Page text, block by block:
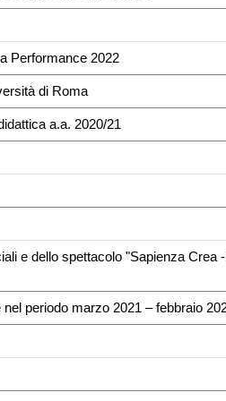
Performance 2022
di Roma
a.a. 2020/21
e dello spettacolo "Sapienza Crea
periodo marzo 2021 – febbraio